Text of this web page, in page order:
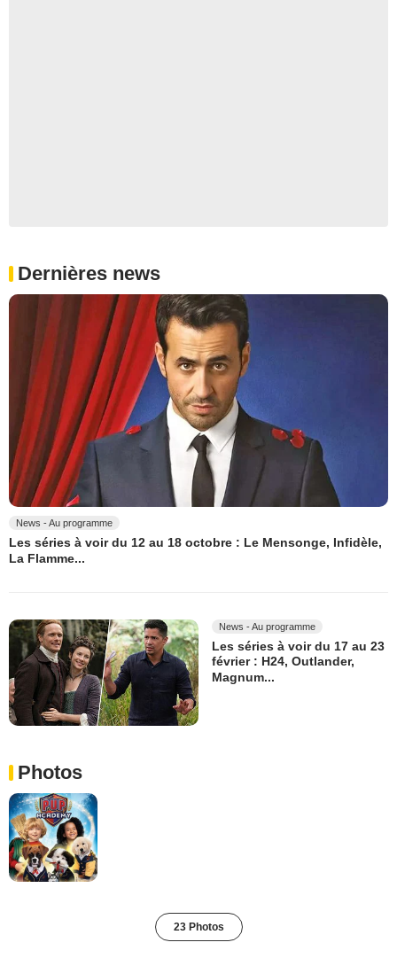
Dernières news
News - Au programme
Les séries à voir du 12 au 18 octobre : Le Mensonge, Infidèle,
La Flamme...
News - Au programme
Les séries à voir du 17 au 23
février : H24, Outlander,
Magnum...
Photos
23 Photos